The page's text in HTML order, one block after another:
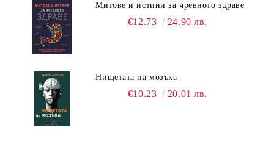
Митове и истини за чревното здраве
€12.73 24.90 лв.
Нищетата на мозъка
€10.23 20.01 лв.